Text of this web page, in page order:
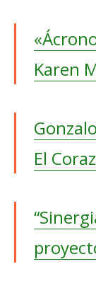
Karen
El